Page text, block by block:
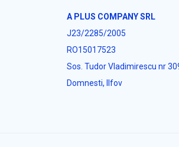
A PLUS COMPANY SRL
J23/2285/2005
RO15017523
Sos. Tudor Vladimirescu nr
Domnesti, Ilfov